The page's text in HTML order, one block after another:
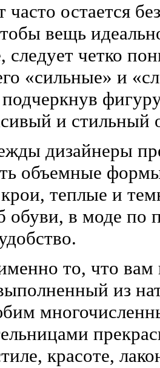
часто остается
вещь
следует четко
«сильные» и
и стильный
дизайнеры
объемные
теплые и
обуви, в моде по
то, что
из
красоте,